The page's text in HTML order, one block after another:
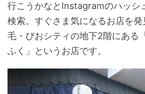
行こうかなとInstagramのハッシ
検索。すぐさま気になるお店を
毛・ぴおシティの地下2階にある
ふく」というお店です。